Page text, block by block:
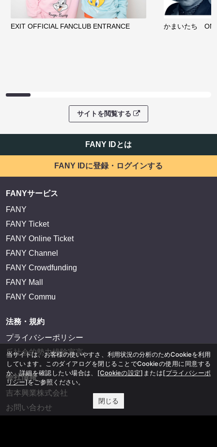
EXIT OFFICIAL FANCLUB ENTRANCE かまいたち
サイトを閲覧する
FANY IDとは
FANY IDに登録・ログインする
FANYサービス
FANY
FANY Ticket
FANY Online Ticket
FANY Channel
FANY Crowdfunding
FANY Mall
FANY Commu
法務・規約
プライバシーポリシー
反社会的勢力排除宣言
会社情報
吉本興業株式会社
お問い合わせ
当サイトは、お客様の使いやすさ、利用状況の分析のためCookieを利用
しています。このダイアログを閉じることでCookieの使用に同意する
か、詳細を確認したい場合は、 [Cookieの設定] または[プライバシーポ
リシー]をご参照ください。
閉じる